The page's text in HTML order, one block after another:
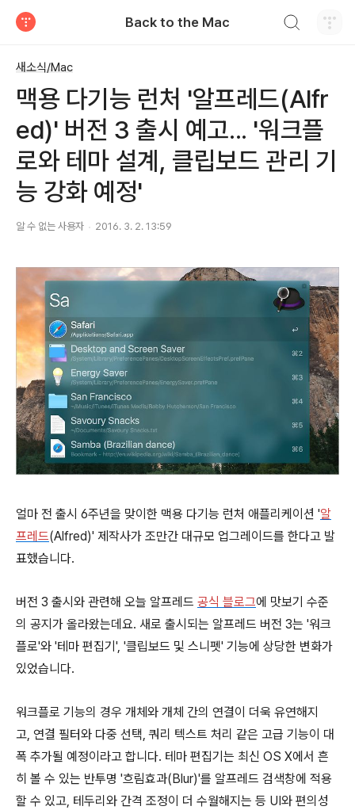
Back to the Mac
새소식/Mac
맥용 다기능 런처 '알프레드(Alfr
ed)' 버전 3 출시 예고... '워크플
로와 테마 설계, 클립보드 관리 기
능 강화 예정'
알 수 없는 사용자 2016. 3. 2. 13:59
얼마 전 출시 6주년을 맞이한 맥용 다기능 런처 애플리케이션 '알
프레드(Alfred)' 제작사가 조만간 대규모 업그레이드를 한다고 발
표했습니다.
버전 3 출시와 관련해 오늘 알프레드 공식 블로그에 맛보기 수준
의 공지가 올라왔는데요. 새로 출시되는 알프레드 버전 3는 '워크
플로'와 '테마 편집기', '클립보드 및 스니펫' 기능에 상당한 변화가
있었습니다.
워크플로 기능의 경우 개체와 개체 간의 연결이 더욱 유연해지
고, 연결 필터와 다중 선택, 쿼리 텍스트 처리 같은 고급 기능이 대
폭 추가될 예정이라고 합니다. 테마 편집기는 최신 OS X에서 흔
히 볼 수 있는 반투명 '흐림효과(Blur)'를 알프레드 검색창에 적용
할 수 있고, 테두리와 간격 조정이 더 수월해지는 등 UI와 편의성